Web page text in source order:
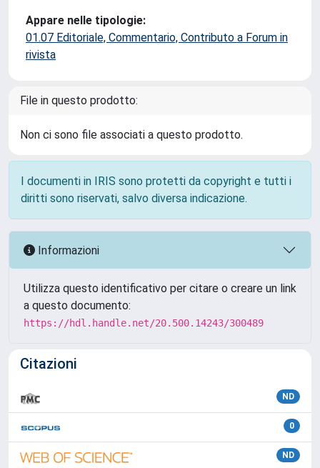
Appare nelle tipologie:
01.07 Editoriale, Commentario, Contributo a Forum in
rivista
File in questo prodotto:
Non ci sono file associati a questo prodotto.
I documenti in IRIS sono protetti da copyright e tutti i
diritti sono riservati, salvo diversa indicazione.
Informazioni
Utilizza questo identificativo per citare o creare un link
a questo documento:
https://hdl.handle.net/20.500.14243/300489
Citazioni
ND
0
ND